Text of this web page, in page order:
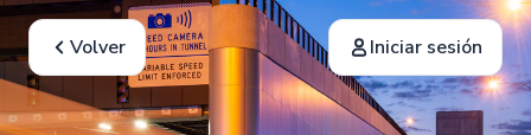
Volver Iniciar sesión